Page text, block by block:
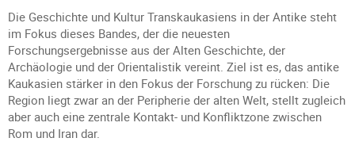
Die Geschichte und Kultur Transkaukasiens in der Antike steht
im Fokus dieses Bandes, der die neuesten
Forschungsergebnisse aus der Alten Geschichte, der
Archäologie und der Orientalistik vereint. Ziel ist es, das antike
Kaukasien stärker in den Fokus der Forschung zu rücken: Die
Region liegt zwar an der Peripherie der alten Welt, stellt zugleich
aber auch eine zentrale Kontakt- und Konfliktzone zwischen
Rom und Iran dar.